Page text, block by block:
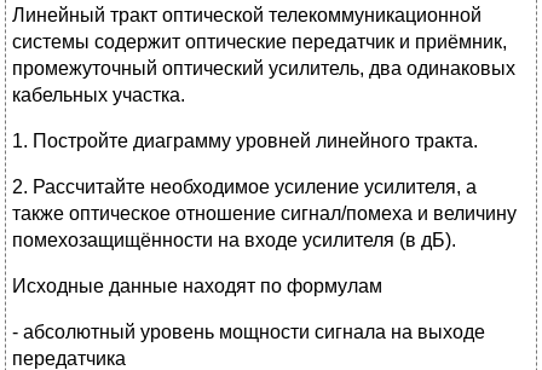
Линейный тракт оптической телекоммуникационной
системы содержит оптические передатчик и приёмник,
промежуточный оптический усилитель, два одинаковых
кабельных участка.
1. Постройте диаграмму уровней линейного тракта.
2. Рассчитайте необходимое усиление усилителя, а
также оптическое отношение сигнал/помеха и величину
помехозащищённости на входе усилителя (в дБ).
Исходные данные находят по формулам
- абсолютный уровень мощности сигнала на выходе
передатчика